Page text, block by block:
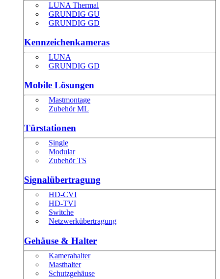
LUNA Thermal
GRUNDIG GU
GRUNDIG GD
Kennzeichenkameras
LUNA
GRUNDIG GD
Mobile Lösungen
Mastmontage
Zubehör ML
Türstationen
Single
Modular
Zubehör TS
Signalübertragung
HD-CVI
HD-TVI
Switche
Netzwerkübertragung
Gehäuse & Halter
Kamerahalter
Masthalter
Schutzgehäuse